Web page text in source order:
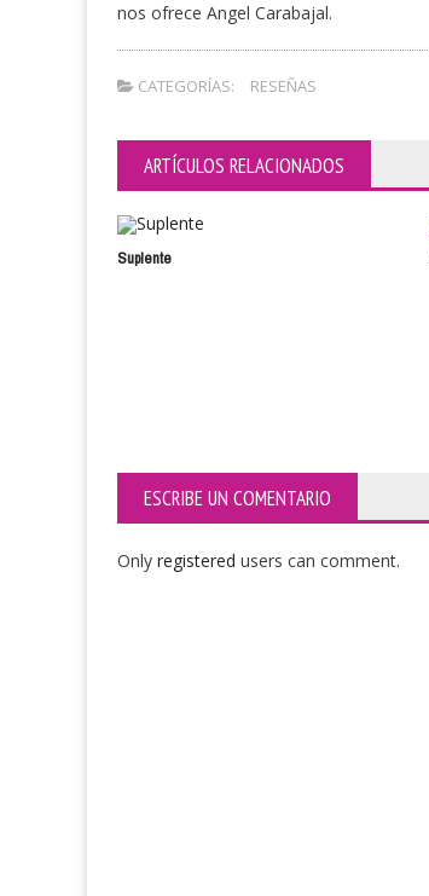
nos ofrece Angel Carabajal.
CATEGORÍAS: RESEÑAS
ARTÍCULOS RELACIONADOS
Suplente
ESCRIBE UN COMENTARIO
Only registered users can comment.